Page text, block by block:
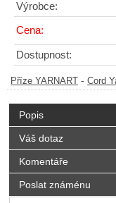
Výrobce:
Cena:
Dostupnost:
Příze YARNART - Cord
Popis
Váš dotaz
Komentáře
Poslat známénu